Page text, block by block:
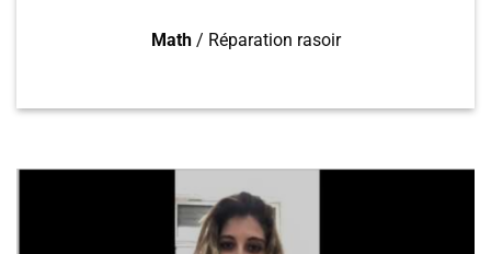
Math / Réparation rasoir